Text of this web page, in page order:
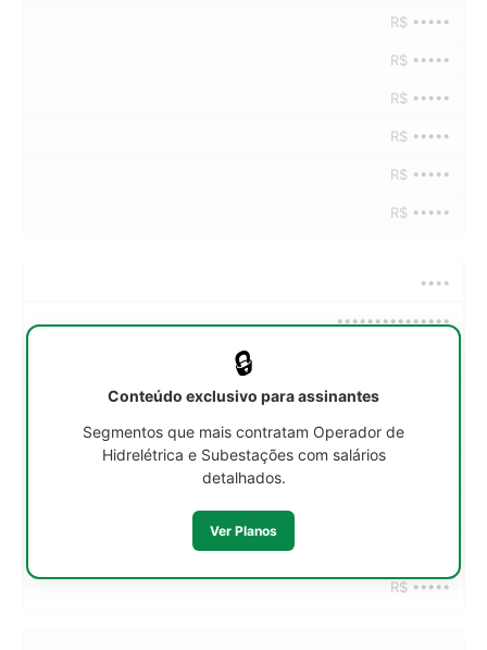
R$ •••••
R$ •••••
R$ •••••
R$ •••••
R$ •••••
R$ •••••
••••
•••••••••••••••
R$ •••••
R$ •••••
🔒
Conteúdo exclusivo para assinantes
Segmentos que mais contratam Operador de
Hidrelétrica e Subestações com salários
detalhados.
Ver Planos